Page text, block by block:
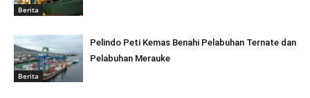
Berita
Berita
Pelindo Peti Kemas Benahi Pelabuhan Ternate dan
Pelabuhan Merauke